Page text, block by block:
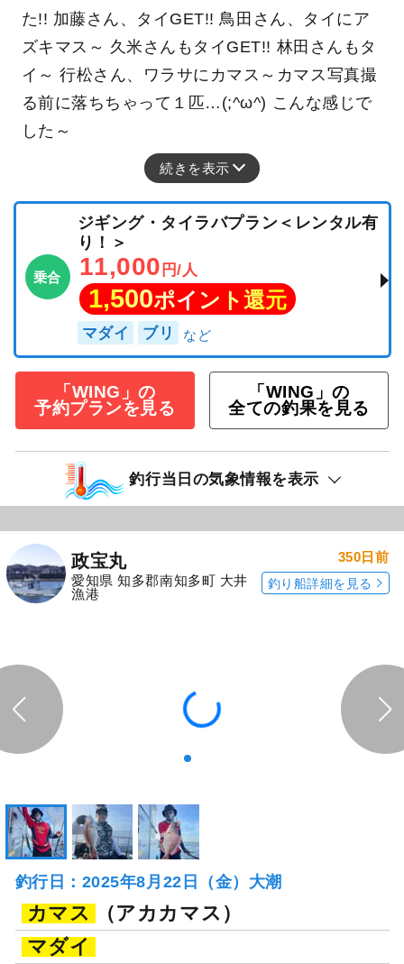
ツっと顔見れただけに～ ワラサも１本獲れまし
た!! 加藤さん、タイGET!! 鳥田さん、タイにア
ズキマス～ 久米さんもタイGET!! 林田さんもタ
イ～ 行松さん、ワラサにカマス～カマス写真撮
る前に落ちちゃって１匹…(;^ω^) こんな感じで
乗合
ジギング・タイラバプラン＜レンタル有
り！＞
11,000円/人
1,500ポイント還元
マダイ ブリ
「WING」の
予約プランを見る
「WING」の
全ての釣果を見る
釣行当日の気象情報を表示
政宝丸 350日前
釣行日：2025年8月22日（金）大潮
カマス （アカカマス）